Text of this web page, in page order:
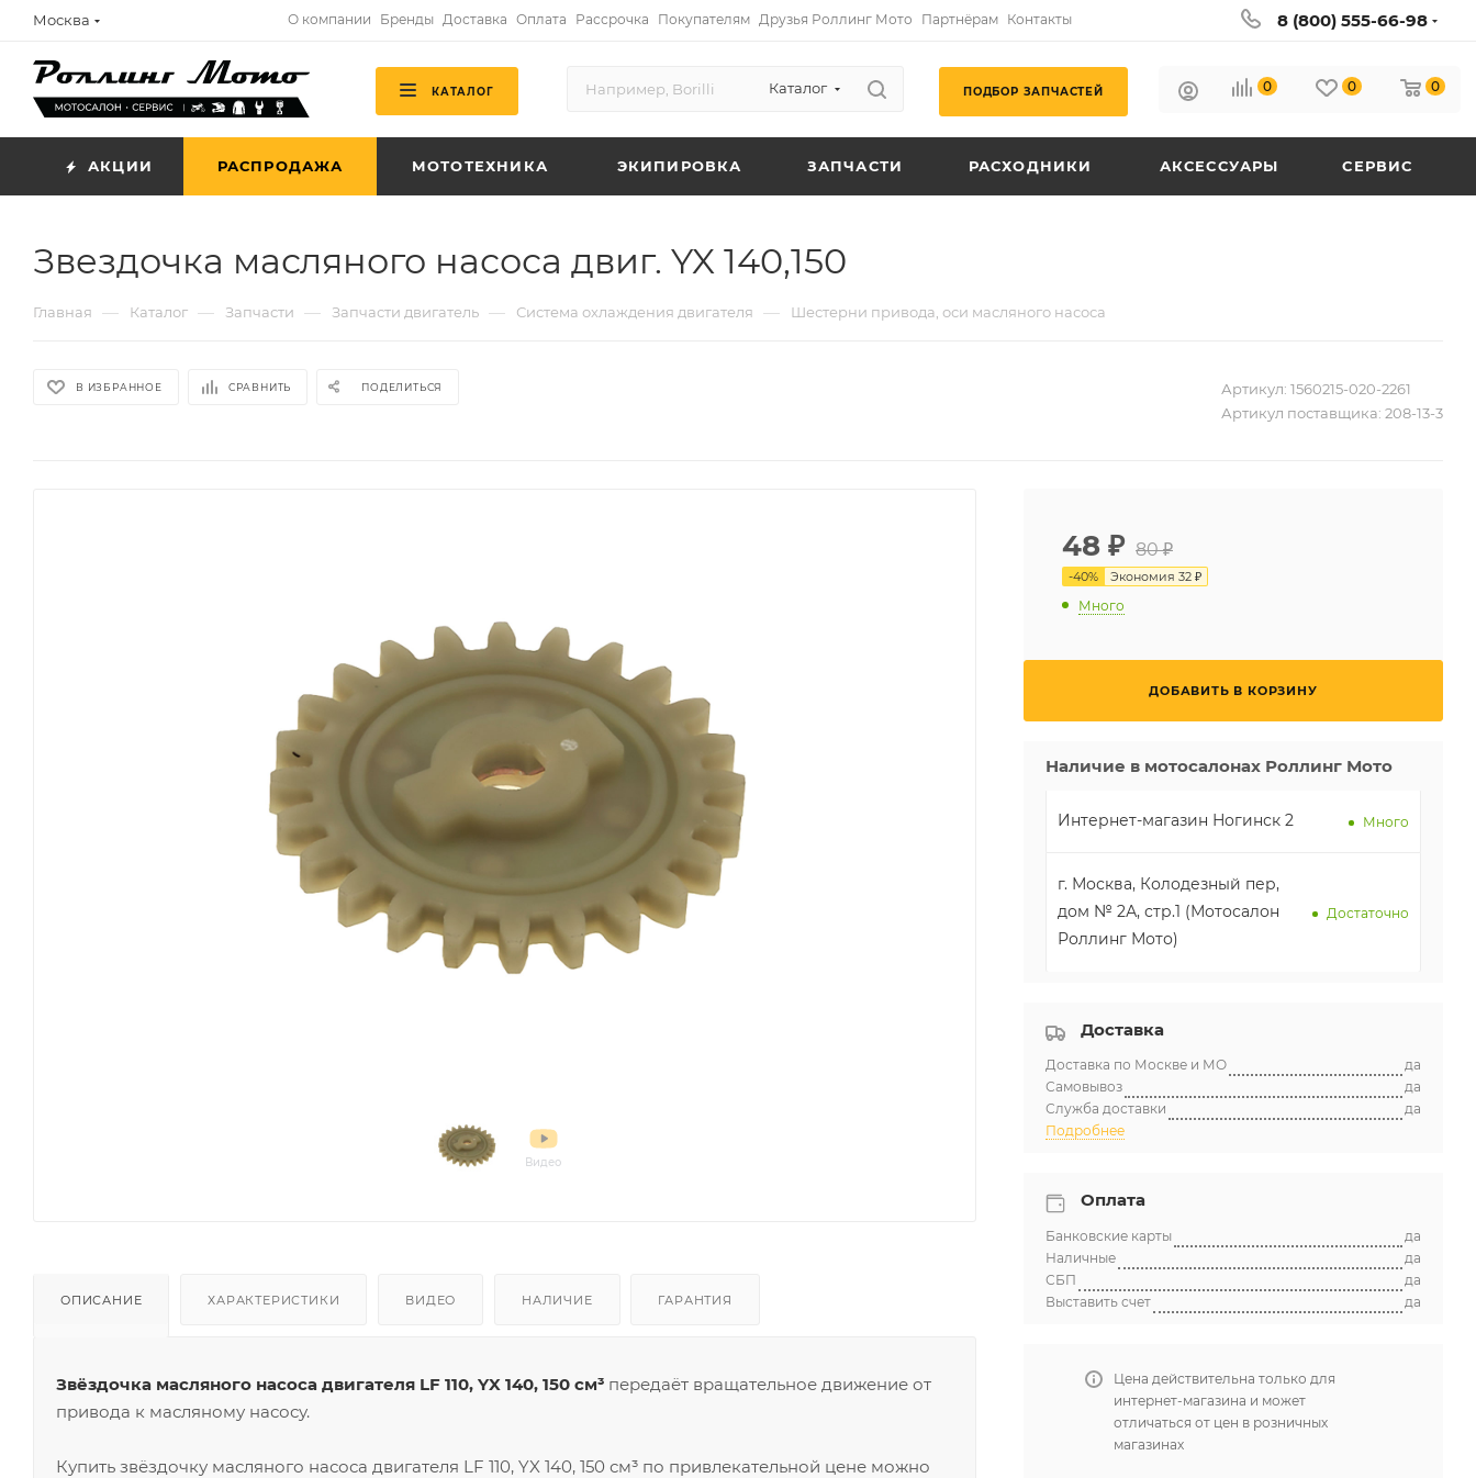
Москва О компании Бренды Доставка Оплата Рассрочка Покупателям Друзья Роллинг Мото Партнёрам Контакты 8 (800) 555-66-98
КАТАЛОГ Каталог ПОДБОР ЗАПЧАСТЕЙ 0 0 0
АКЦИИ РАСПРОДАЖА МОТОТЕХНИКА ЭКИПИРОВКА ЗАПЧАСТИ РАСХОДНИКИ АКСЕССУАРЫ СЕРВИС
Звездочка масляного насоса двиг. YX 140,150
Главная — Каталог — Запчасти — Запчасти двигатель — Система охлаждения двигателя — Шестерни привода, оси масляного насоса
В ИЗБРАННОЕ СРАВНИТЬ ПОДЕЛИТЬСЯ Артикул: 1560215-020-2261
Артикул поставщика: 208-13-3
Видео
ОПИСАНИЕ ХАРАКТЕРИСТИКИ ВИДЕО НАЛИЧИЕ ГАРАНТИЯ
Звёздочка масляного насоса двигателя LF 110, YX 140, 150 см³ передаёт вращательное движение от
привода к масляному насосу.
Купить звёздочку масляного насоса двигателя LF 110, YX 140, 150 см³ по привлекательной цене можно
48 ₽ 80 ₽
-40% Экономия 32 ₽
Много
ДОБАВИТЬ В КОРЗИНУ
Наличие в мотосалонах Роллинг Мото
Интернет-магазин Ногинск 2 Много
г. Москва, Колодезный пер,
дом № 2А, стр.1 (Мотосалон
Роллинг Мото)
Достаточно
Доставка
Доставка по Москве и МО
да
Самовывоз
да
Служба доставки
да
Подробнее
Оплата
Банковские карты
да
Наличные
да
СБП
да
Выставить счет
да
Цена действительна только для
интернет-магазина и может
отличаться от цен в розничных
магазинах